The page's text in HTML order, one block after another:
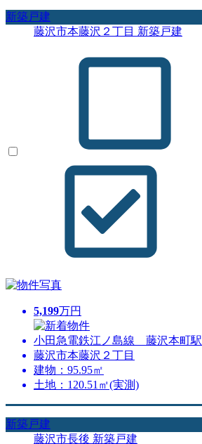
新築戸建
藤沢市本藤沢２丁目 新築戸建
5,199万円
小田急電鉄江ノ島線 藤沢本町駅
藤沢市本藤沢２丁目
建物：95.95㎡
土地：120.51㎡(実測)
新築戸建
藤沢市長後 新築戸建